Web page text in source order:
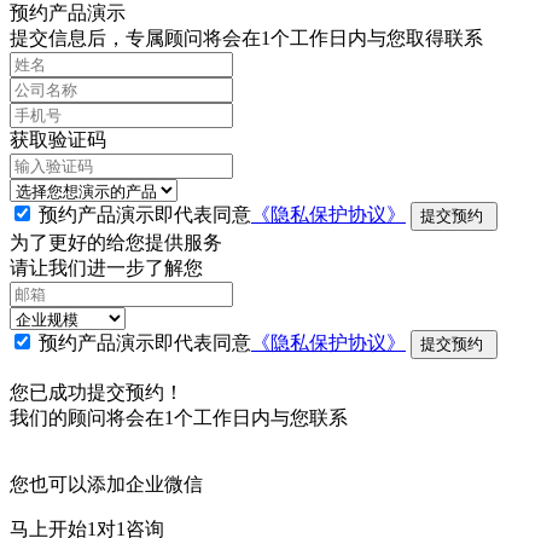
预约产品演示
提交信息后，专属顾问将会在1个工作日内与您取得联系
获取验证码
预约产品演示即代表同意 《隐私保护协议》 提交预约
为了更好的给您提供服务
请让我们进一步了解您
预约产品演示即代表同意 《隐私保护协议》 提交预约
您已成功提交预约！
我们的顾问将会在1个工作日内与您联系
您也可以添加企业微信
马上开始1对1咨询